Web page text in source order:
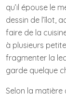
qu’il épouse le
dessin de l’îlot,
faire de la
à plusieurs
fragmenter la
garde quelque
Selon la matière